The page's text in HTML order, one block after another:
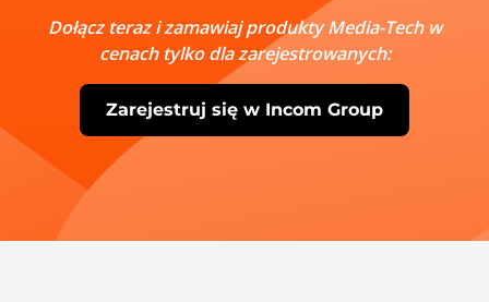
Dołącz teraz i zamawiaj produkty Media-Tech w
cenach tylko dla zarejestrowanych:
Zarejestruj się w Incom Group